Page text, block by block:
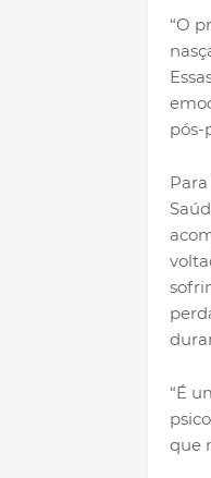
“O
pós-
“É
que